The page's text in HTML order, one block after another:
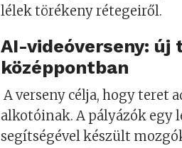
lélek törékeny rétegeiről.
AI-videóverseny: új
középpontban
A verseny célja, hogy teret
alkotóinak. A pályázók egy
segítségével készült